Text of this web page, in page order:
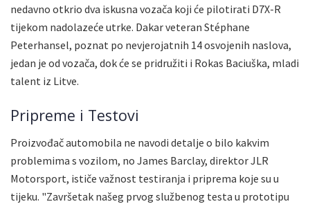
nedavno otkrio dva iskusna vozača koji će pilotirati D7X-R
tijekom nadolazeće utrke. Dakar veteran Stéphane
Peterhansel, poznat po nevjerojatnih 14 osvojenih naslova,
jedan je od vozača, dok će se pridružiti i Rokas Baciuška, mladi
talent iz Litve.
Pripreme i Testovi
Proizvođač automobila ne navodi detalje o bilo kakvim
problemima s vozilom, no James Barclay, direktor JLR
Motorsport, ističe važnost testiranja i priprema koje su u
tijeku. "Završetak našeg prvog službenog testa u prototipu